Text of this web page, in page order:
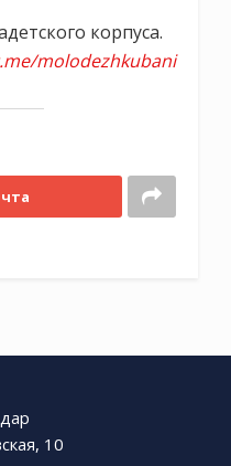
корпуса.
molodezhkubani
10